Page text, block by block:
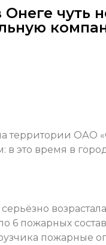
чуть
территории ОАО
в это время в
6 пожарных
пожарные